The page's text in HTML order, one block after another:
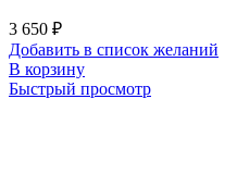
3 650 ₽
Добавить в список желаний
В корзину
Быстрый просмотр